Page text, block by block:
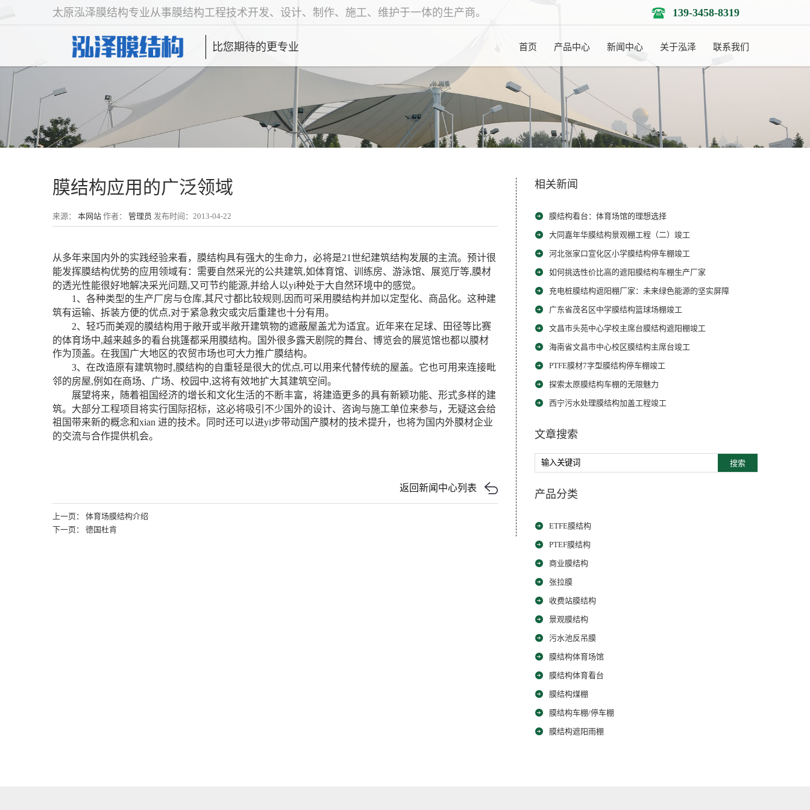
太原泓泽膜结构专业从事膜结构工程技术开发、设计、制作、施工、维护于一体的生产商。 139-3458-8319
比您期待的更专业 首页 产品中心 新闻中心 关于泓泽 联系我们
膜结构应用的广泛领域
来源： 本网站 作者： 管理员 发布时间：2013-04-22
从多年来国内外的实践经验来看，膜结构具有强大的生命力，必将是21世纪建筑结构发展的主流。预计很
能发挥膜结构优势的应用领域有：需要自然采光的公共建筑,如体育馆、训练房、游泳馆、展览厅等,膜材
的透光性能很好地解决采光问题,又可节约能源,并给人以yi种处于大自然环境中的感觉。
1、各种类型的生产厂房与仓库,其尺寸都比较规则,因而可采用膜结构并加以定型化、商品化。这种建
筑有运输、拆装方便的优点,对于紧急救灾或灾后重建也十分有用。
2、轻巧而美观的膜结构用于敞开或半敞开建筑物的遮蔽屋盖尤为适宜。近年来在足球、田径等比赛
的体育场中,越来越多的看台挑篷都采用膜结构。国外很多露天剧院的舞台、博览会的展览馆也都以膜材
作为顶盖。在我国广大地区的农贸市场也可大力推广膜结构。
3、在改造原有建筑物时,膜结构的自重轻是很大的优点,可以用来代替传统的屋盖。它也可用来连接毗
邻的房屋,例如在商场、广场、校园中,这将有效地扩大其建筑空间。
展望将来，随着祖国经济的增长和文化生活的不断丰富，将建造更多的具有新颖功能、形式多样的建
筑。大部分工程项目将实行国际招标，这必将吸引不少国外的设计、咨询与施工单位来参与，无疑这会给
祖国带来新的概念和xian 进的技术。同时还可以进yi步带动国产膜材的技术提升，也将为国内外膜材企业
的交流与合作提供机会。
返回新闻中心列表
上一页： 体育场膜结构介绍
下一页： 德国杜肯
相关新闻
膜结构看台：体育场馆的理想选择
大同嘉年华膜结构景观棚工程（二）竣工
河北张家口宣化区小学膜结构停车棚竣工
如何挑选性价比高的遮阳膜结构车棚生产厂家
充电桩膜结构遮阳棚厂家：未来绿色能源的坚实屏障
广东省茂名区中学膜结构篮球场棚竣工
文昌市头苑中心学校主席台膜结构遮阳棚竣工
海南省文昌市中心校区膜结构主席台竣工
PTFE膜材7字型膜结构停车棚竣工
探索太原膜结构车棚的无限魅力
西宁污水处理膜结构加盖工程竣工
文章搜索
搜索
产品分类
ETFE膜结构
PTEF膜结构
商业膜结构
张拉膜
收费站膜结构
景观膜结构
污水池反吊膜
膜结构体育场馆
膜结构体育看台
膜结构煤棚
膜结构车棚/停车棚
膜结构遮阳雨棚